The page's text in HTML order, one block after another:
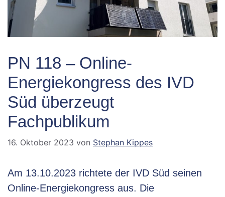
PN 118 – Online-
Energiekongress des IVD
Süd überzeugt
Fachpublikum
16. Oktober 2023 von Stephan Kippes
Am 13.10.2023 richtete der IVD Süd seinen
Online-Energiekongress aus. Die